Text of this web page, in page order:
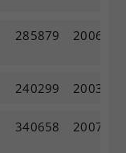
285879 2006
240299 2003
340658 2007